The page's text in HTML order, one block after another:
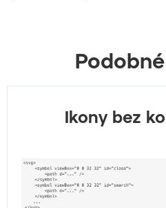
Ikony bez